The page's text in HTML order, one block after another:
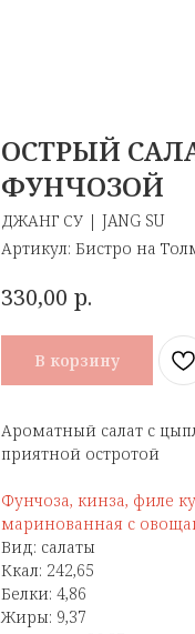
ОСТРЫЙ
ФУНЧОЗОЙ
ДЖАНГ СУ | JANG SU
Артикул: Бистро на
330,00 р.
В корзину
Ароматный салат с
приятной остротой
Фунчоза, кинза, филе
маринованная с
Вид: салаты
Ккал: 242,65
Белки: 4,86
Жиры: 9,37